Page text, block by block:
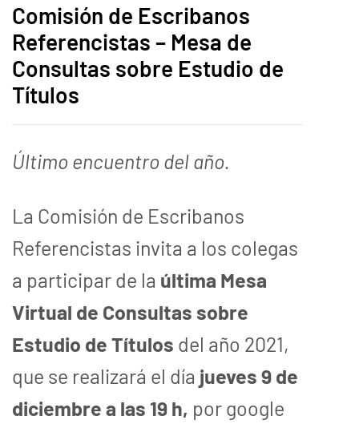
Comisión de Escribanos
Referencistas – Mesa de
Consultas sobre Estudio de
Títulos
Último encuentro del año.
La Comisión de Escribanos
Referencistas invita a los colegas
a participar de la última Mesa
Virtual de Consultas sobre
Estudio de Títulos del año 2021,
que se realizará el día jueves 9 de
diciembre a las 19 h, por google